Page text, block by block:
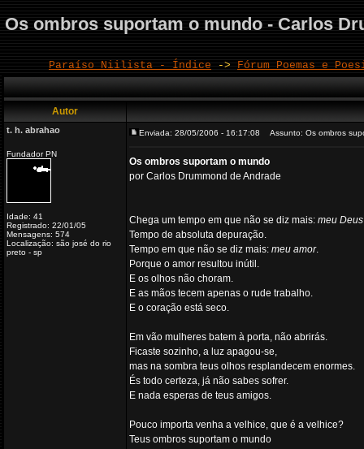
Os ombros suportam o mundo - Carlos
Paraíso Niilista - Índice -> Fórum Poemas e
Autor
t. h. abrahao
Fundador PN
Idade: 41
Registrado: 22/01/05
Mensagens: 574
Localização: são josé do rio
preto - sp
Enviada: 28/05/2006 - 16:17:08 Assunto: Os ombros
Os ombros suportam o mundo
por Carlos Drummond de Andrade
Chega um tempo em que não se diz mais: meu Deus
Tempo de absoluta depuração.
Tempo em que não se diz mais: meu amor.
Porque o amor resultou inútil.
E os olhos não choram.
E as mãos tecem apenas o rude trabalho.
E o coração está seco.
Em vão mulheres batem à porta, não abrirás.
Ficaste sozinho, a luz apagou-se,
mas na sombra teus olhos resplandecem enormes.
És todo certeza, já não sabes sofrer.
E nada esperas de teus amigos.
Pouco importa venha a velhice, que é a velhice?
Teus ombros suportam o mundo